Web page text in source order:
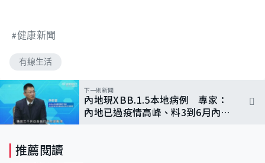
健康新聞
有線生活
下一則新聞
內地現XBB.1.5本地病例 專家：
內地已過疫情高峰、料3到6月內仍
推薦閱讀